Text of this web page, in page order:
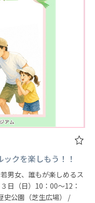
クを楽しもう！！
男女、誰もが楽しめるス
日（日）10：00～12：
史公園（芝生広場） /